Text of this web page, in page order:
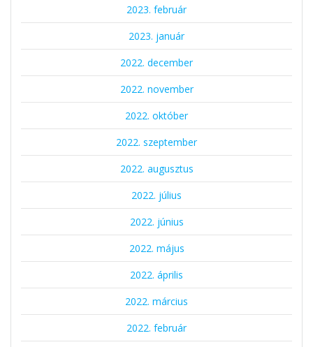
2023. február
2023. január
2022. december
2022. november
2022. október
2022. szeptember
2022. augusztus
2022. július
2022. június
2022. május
2022. április
2022. március
2022. február